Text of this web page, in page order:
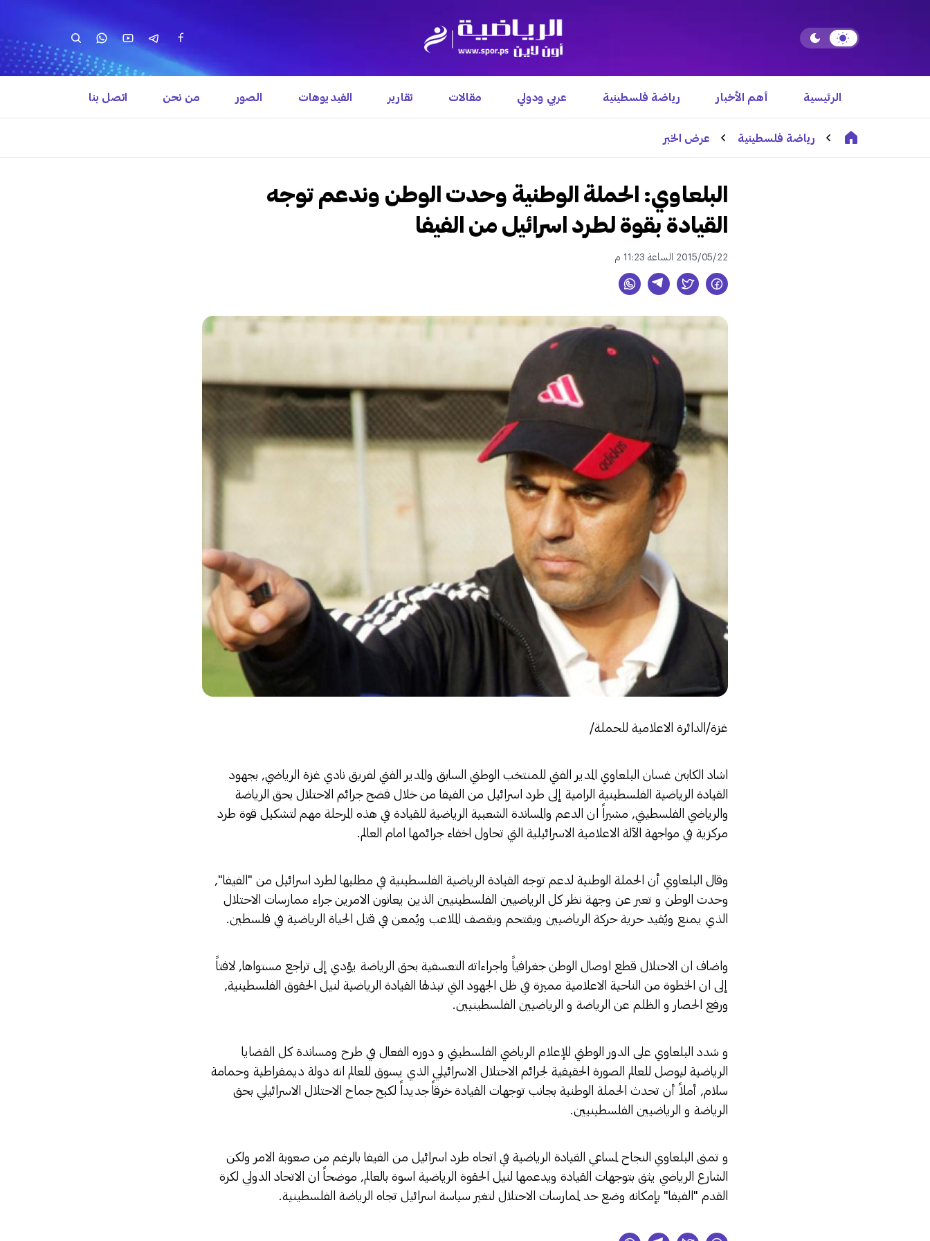
الرئيسية أهم الأخبار رياضة فلسطينية عربي ودولي مقالات تقارير الفيديوهات الصور من نحن اتصل بنا
رياضة فلسطينية عرض الخبر
البلعاوي: الحملة الوطنية وحدت الوطن وندعم توجه
القيادة بقوة لطرد اسرائيل من الفيفا
2015/05/22 الساعة 11:23 م
غزة/الدائرة الاعلامية للحملة/
اشاد الكابتن غسان البلعاوي المدير الفني للمنتخب الوطني السابق والمدير الفني لفريق نادي غزة الرياضي, بجهود
القيادة الرياضية الفلسطينية الرامية إلى طرد اسرائيل من الفيفا من خلال فضح جرائم الاحتلال بحق الرياضة
والرياضي الفلسطيني, مشيراً ان الدعم والمساندة الشعبية الرياضية للقيادة في هذه المرحلة مهم لتشكيل قوة طرد
مركزية في مواجهة الآلة الاعلامية الاسرائيلية التي تحاول اخفاء جرائمها امام العالم.
وقال البلعاوي أن الحملة الوطنية لدعم توجه القيادة الرياضية الفلسطينية في مطلبها لطرد اسرائيل من "الفيفا",
وحدت الوطن و تعبر عن وجهة نظر كل الرياضيين الفلسطينيين الذين يعانون الامرين جراء ممارسات الاحتلال
الذي يمنع ويُقيد حرية حركة الرياضيين ويقتحم ويقصف الملاعب ويُمعن في قتل الحياة الرياضية في فلسطين.
واضاف ان الاحتلال قطع اوصال الوطن جغرافياً واجراءاته التعسفية بحق الرياضة يؤدي إلى تراجع مستواها, لافتاً
إلى ان الخطوة من الناحية الاعلامية مميزة في ظل الجهود التي تبذلها القيادة الرياضية لنيل الحقوق الفلسطينية,
ورفع الحصار و الظلم عن الرياضة و الرياضيين الفلسطينيين.
و شدد البلعاوي على الدور الوطني للإعلام الرياضي الفلسطيني و دوره الفعال في طرح ومساندة كل القضايا
الرياضية ليوصل للعالم الصورة الحقيقية لجرائم الاحتلال الاسرائيلي الذي يسوق للعالم انه دولة ديمقراطية وحمامة
سلام, أملاً أن تحدث الحملة الوطنية بجانب توجهات القيادة خرقاً جديداً لكبح جماح الاحتلال الاسرائيلي بحق
الرياضة و الرياضيين الفلسطينيين.
و تمنى البلعاوي النجاح لمساعي القيادة الرياضية في اتجاه طرد اسرائيل من الفيفا بالرغم من صعوبة الامر ولكن
الشارع الرياضي يثق بتوجهات القيادة ويدعمها لنيل الحقوة الرياضية اسوة بالعالم, موضحاً ان الاتحاد الدولي لكرة
القدم "الفيفا" بإمكانه وضع حد لممارسات الاحتلال لتغير سياسة اسرائيل تجاه الرياضة الفلسطينية.